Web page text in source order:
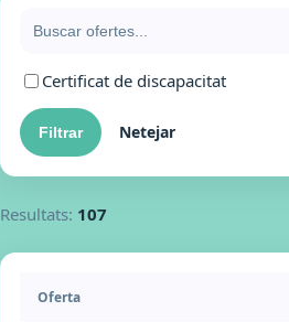
Certificat de discapacitat
Netejar
Resultats: 107
Oferta